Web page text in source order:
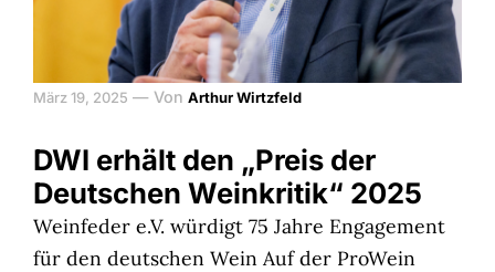
März 19, 2025 — Von Arthur Wirtzfeld
DWI erhält den „Preis der
Deutschen Weinkritik“ 2025
Weinfeder e.V. würdigt 75 Jahre Engagement
für den deutschen Wein Auf der ProWein